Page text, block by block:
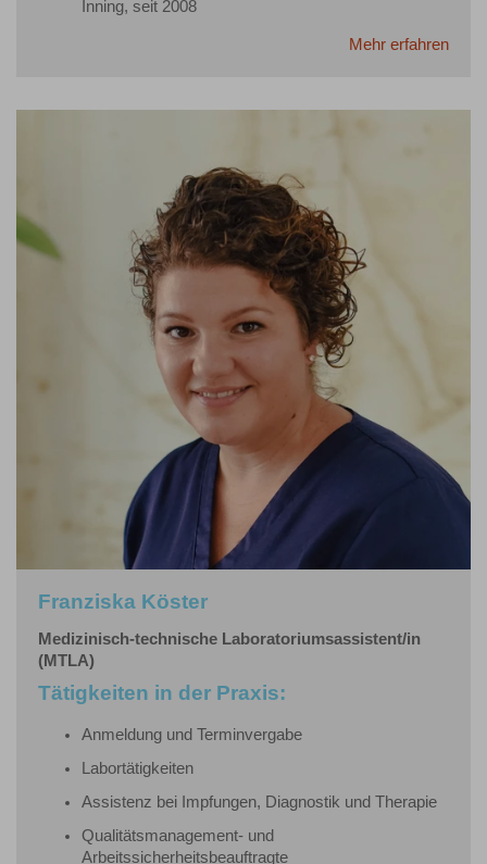
Inning, seit 2008
Mehr erfahren
Franziska Köster
Medizinisch-technische Laboratoriumsassistent/in
(MTLA)
Tätigkeiten in der Praxis:
Anmeldung und Terminvergabe
Labortätigkeiten
Assistenz bei Impfungen, Diagnostik und Therapie
Qualitätsmanagement- und
Arbeitssicherheitsbeauftragte